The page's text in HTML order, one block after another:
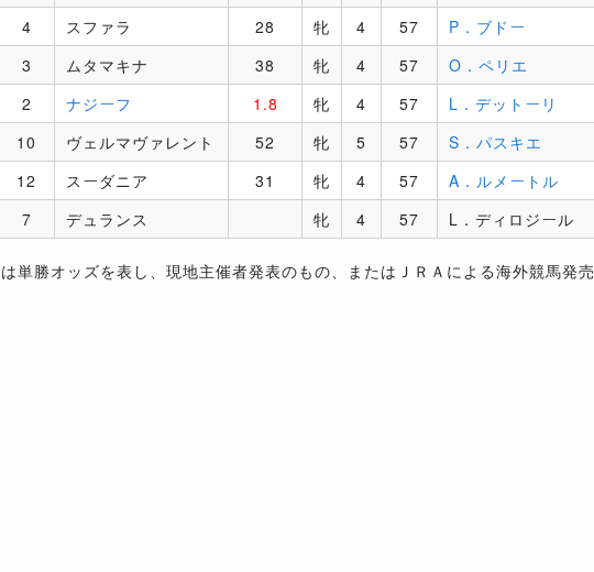
4 スファラ 28 牝 4 57 P．ブドー
3 ムタマキナ 38 牝 4 57 O．ペリエ
2 ナジーフ 1.8 牝 4 57 L．デットーリ
10 ヴェルマヴァレント 52 牝 5 57 S．パスキエ
12 スーダニア 31 牝 4 57 A．ルメートル
7 デュランス 牝 4 57 L．ディロジール
単勝オッズを表し、現地主催者発表のもの、またはＪＲＡによる海外競馬発